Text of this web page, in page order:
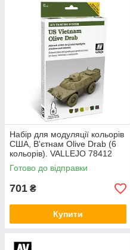
Набір для модуляції кольорів
США, В'єтнам Olive Drab (6
кольорів). VALLEJO 78412
Готово до відправки
701 ₴
Купити